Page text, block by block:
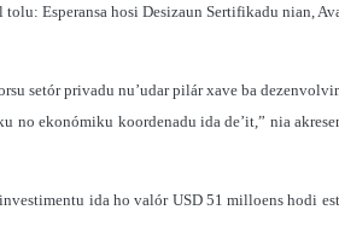
Esperansa hosi Desizaun Sertifikadu nian,
setór privadu nu’udar pilár xave ba
ekonómiku koordenadu ida de’it,” nia
ida ho valór USD 51 milloens hodi